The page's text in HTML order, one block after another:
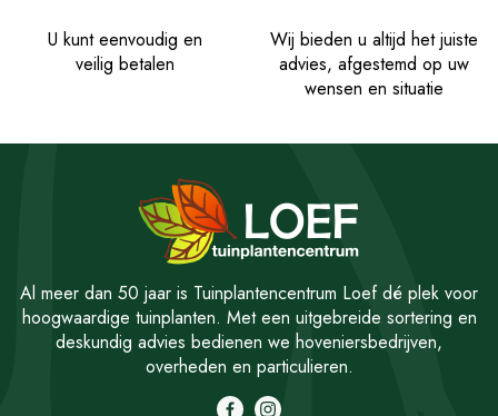
U kunt eenvoudig en
veilig betalen
Wij bieden u altijd het juiste
advies, afgestemd op uw
wensen en situatie
Al meer dan 50 jaar is Tuinplantencentrum Loef dé plek voor
hoogwaardige tuinplanten. Met een uitgebreide sortering en
deskundig advies bedienen we hoveniersbedrijven,
overheden en particulieren.